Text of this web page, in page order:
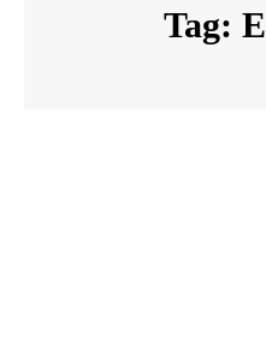
Tag: